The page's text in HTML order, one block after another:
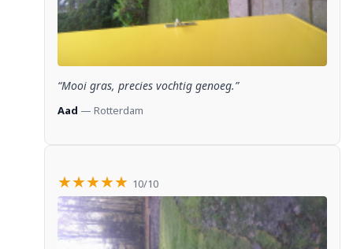
“Mooi gras, precies vochtig genoeg.”
Aad — Rotterdam
★★★★★ 10/10